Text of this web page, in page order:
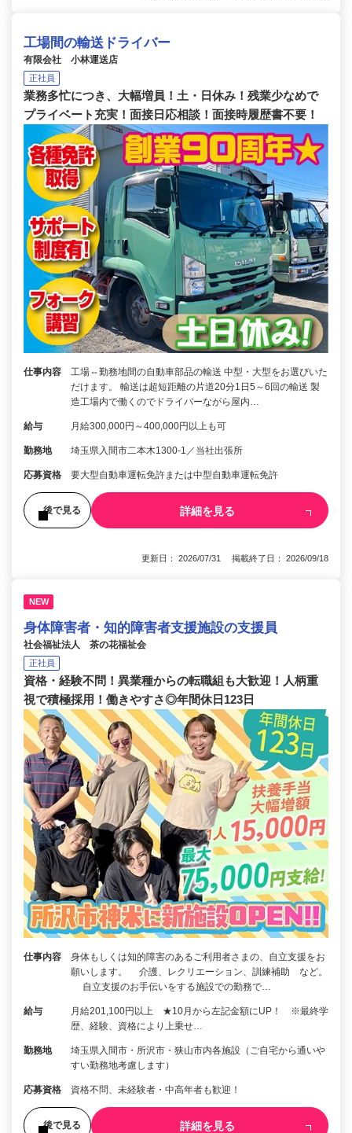
工場間の輸送ドライバー
有限会社 小林運送店
正社員
業務多忙につき、大幅増員！土・日休み！残業少なめで
プライベート充実！面接日応相談！面接時履歴書不要！
仕事内容
工場⇔勤務地間の自動車部品の輸送 中型・大型をお選びいた
だけます。 輸送は超短距離の片道20分1日5～6回の輸送 製
造工場内で働くのでドライバーながら屋内…
給与 月給300,000円～400,000円以上も可
勤務地 埼玉県入間市二本木1300‐1／当社出張所
応募資格 要大型自動車運転免許または中型自動車運転免許
後で見る 詳細を見る
更新日： 2026/07/31 掲載終了日： 2026/09/18
NEW
身体障害者・知的障害者支援施設の支援員
社会福祉法人 茶の花福祉会
正社員
資格・経験不問！異業種からの転職組も大歓迎！人柄重
視で積極採用！働きやすさ◎年間休日123日
仕事内容
身体もしくは知的障害のあるご利用者さまの、自立支援をお
願いします。 介護、レクリエーション、訓練補助 など。
自立支援のお手伝いをする施設での勤務で…
給与
月給201,100円以上 ★10月から左記金額にUP！ ※最終学
歴、経験、資格により上乗せ…
勤務地
埼玉県入間市・所沢市・狭山市内各施設（ご自宅から通いや
すい勤務地考慮します）
応募資格 資格不問、未経験者・中高年者も歓迎！
後で見る 詳細を見る